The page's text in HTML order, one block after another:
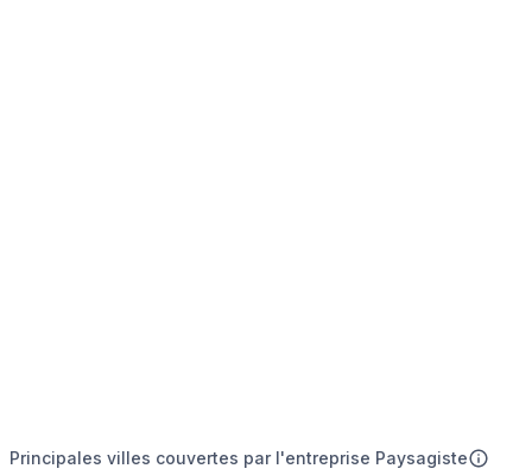
Principales villes couvertes par l'entreprise Paysagiste